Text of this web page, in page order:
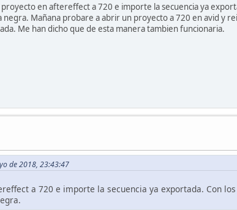
en aftereffect a 720 e importe la secuencia ya
negra. Mañana probare a abrir un proyecto a 720 en avid y
Me han dicho que de esta manera tambien funcionaria.
de 2018, 23:43:47
a 720 e importe la secuencia ya exportada. Con